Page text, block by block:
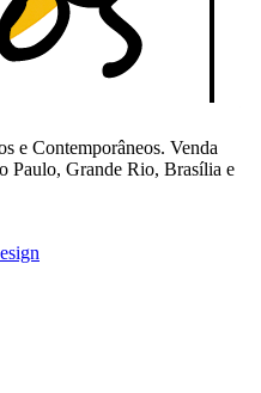
e Contemporâneos. Venda
Paulo, Grande Rio, Brasília e